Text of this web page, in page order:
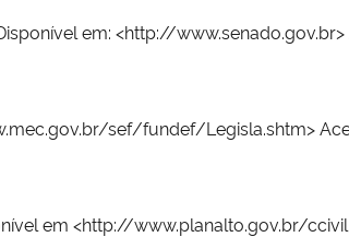
em: <http://
sef/fundef/Legisla.shtm>
em <http://www.planalto.gov.br/